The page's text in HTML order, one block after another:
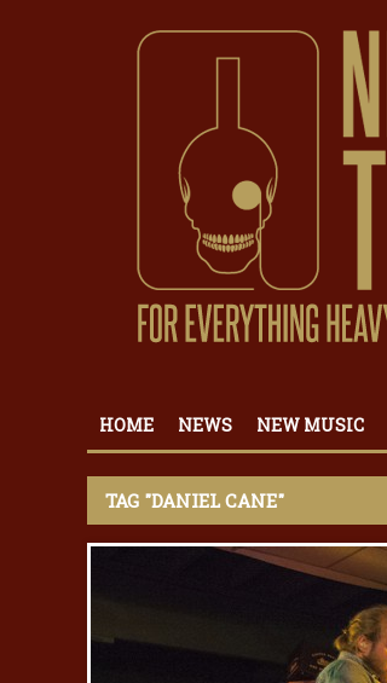
HOME NEWS NEW MUSIC
TAG "DANIEL CANE"